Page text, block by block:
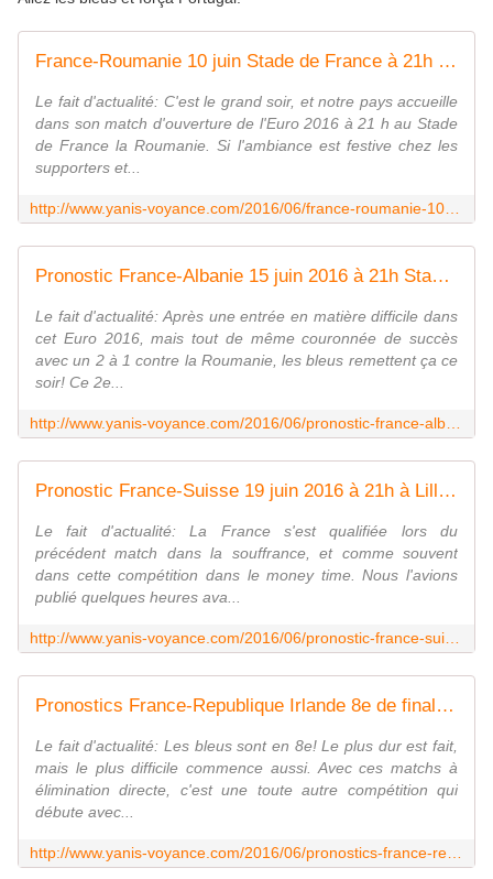
France-Roumanie 10 juin Stade de France à 21h pronostic - Yanis Voyance Astrologue
Le fait d'actualité: C'est le grand soir, et notre pays accueille
dans son match d'ouverture de l'Euro 2016 à 21 h au Stade
de France la Roumanie. Si l'ambiance est festive chez les
supporters et...
Pronostic France-Albanie 15 juin 2016 à 21h Stade Vélodrome à Marseille - Yanis Voyance Astrologue
Le fait d'actualité: Après une entrée en matière difficile dans
cet Euro 2016, mais tout de même couronnée de succès
avec un 2 à 1 contre la Roumanie, les bleus remettent ça ce
soir! Ce 2e...
Pronostic France-Suisse 19 juin 2016 à 21h à Lille - Yanis Voyance Astrologue
Le fait d'actualité: La France s'est qualifiée lors du
précédent match dans la souffrance, et comme souvent
dans cette compétition dans le money time. Nous l'avions
publié quelques heures ava...
Pronostics France-Republique Irlande 8e de finale Euro 2016 - Yanis Voyance Astrologue
Le fait d'actualité: Les bleus sont en 8e! Le plus dur est fait,
mais le plus difficile commence aussi. Avec ces matchs à
élimination directe, c'est une toute autre compétition qui
débute avec...